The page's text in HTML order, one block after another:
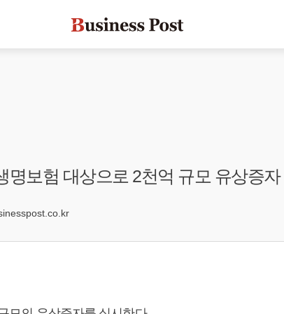
명보험 대상으로 2천억 규모 유상증